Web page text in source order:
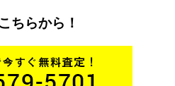
ちらから！